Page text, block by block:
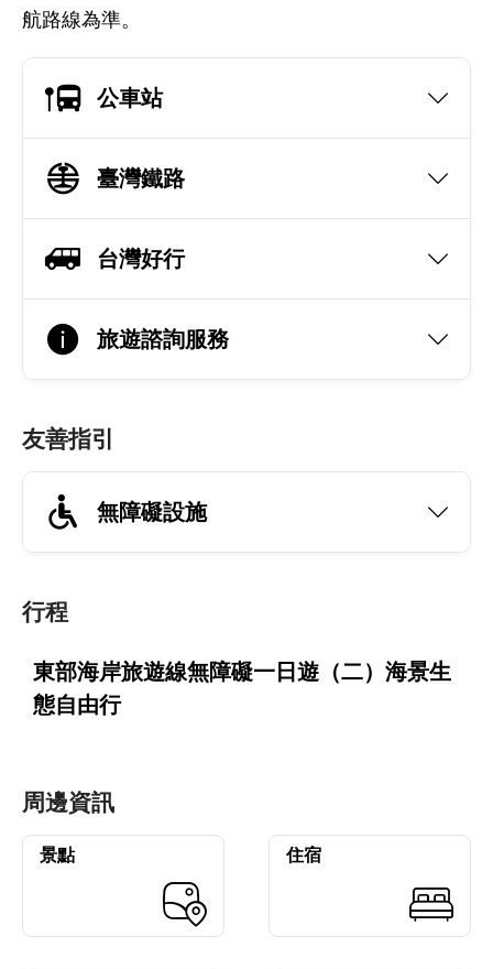
航路線為準。
公車站
臺灣鐵路
台灣好行
旅遊諮詢服務
友善指引
無障礙設施
行程
東部海岸旅遊線無障礙一日遊（二）海景生
態自由行
周邊資訊
景點 住宿